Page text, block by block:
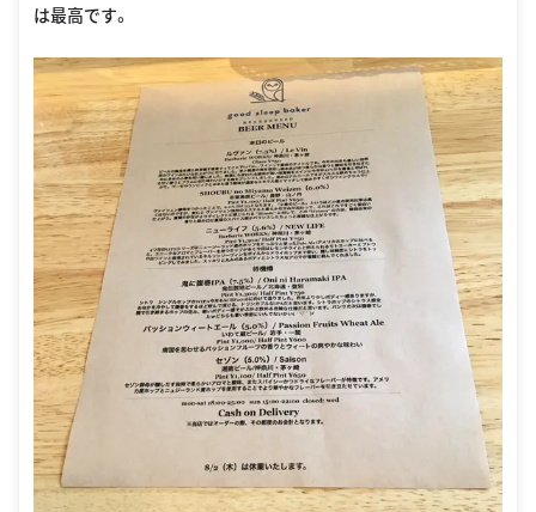
は最高です。